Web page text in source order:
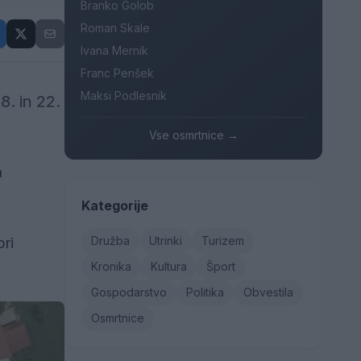
in 22.
Branko Golob
Roman Skale
Ivana Mernik
Franc Penšek
Maksi Podlesnik
Vse osmrtnice →
Kategorije
Družba Utrinki
Turizem
Kronika
Kultura
Šport
Gospodarstvo
Politika
Obvestila
Osmrtnice